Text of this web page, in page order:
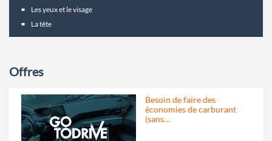
Les yeux et le visage
La tête
Offres
Besoin de faire des
économies de carburant
(sans…